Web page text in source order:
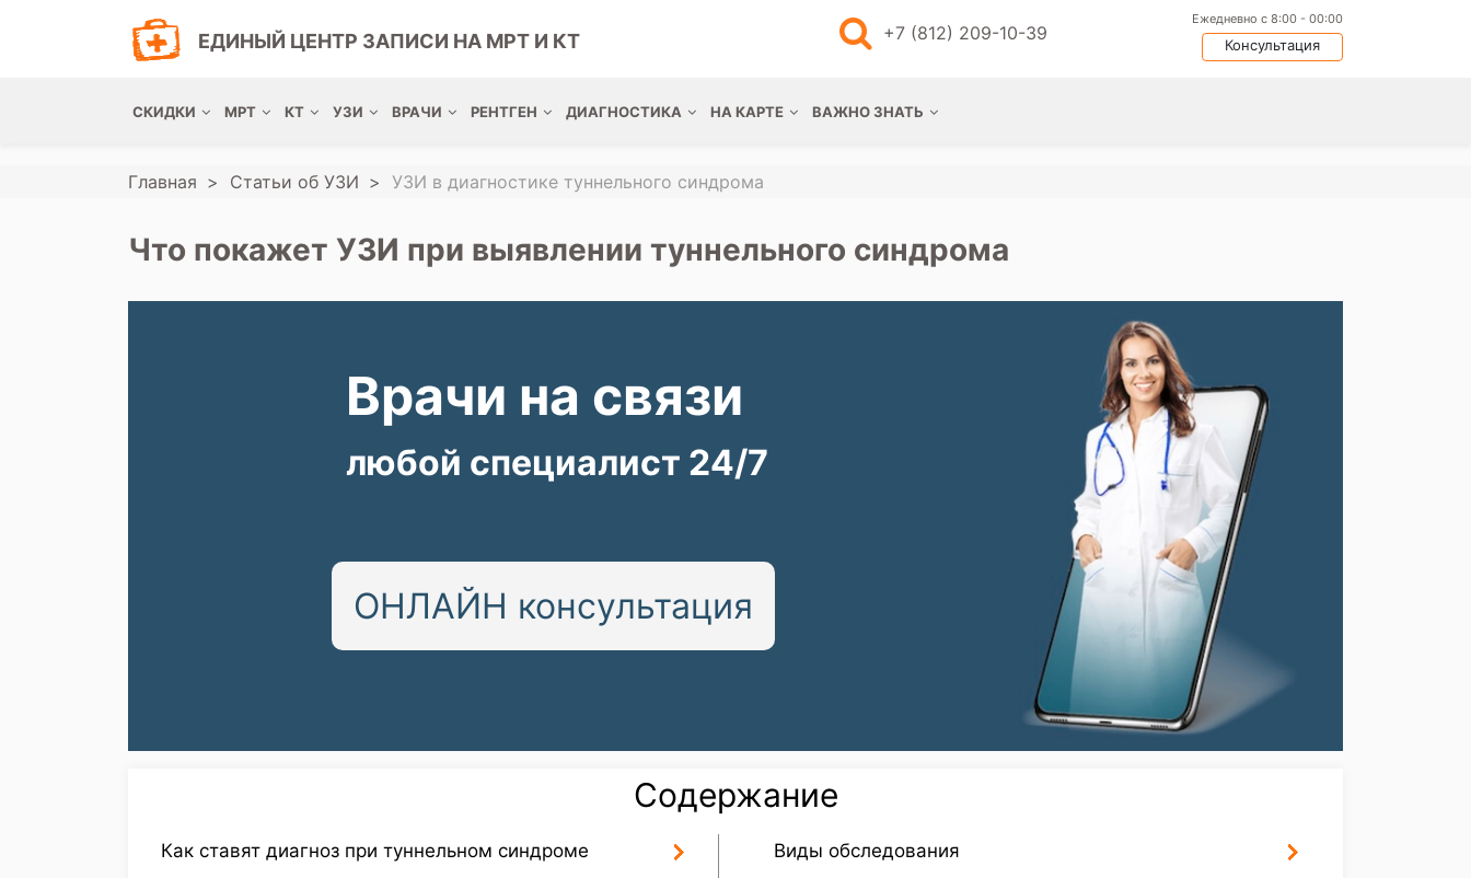
ЕДИНЫЙ ЦЕНТР ЗАПИСИ НА МРТ И КТ +7 (812) 209-10-39
Ежедневно с 8:00 - 00:00
Консультация
СКИДКИ МРТ КТ УЗИ ВРАЧИ РЕНТГЕН ДИАГНОСТИКА НА КАРТЕ ВАЖНО ЗНАТЬ
Главная Статьи об УЗИ УЗИ в диагностике туннельного синдрома
Что покажет УЗИ при выявлении туннельного синдрома
ОНЛАЙН консультация
Врачи на связи
любой специалист 24/7
Содержание
Как ставят диагноз при туннельном синдроме
Виды обследования